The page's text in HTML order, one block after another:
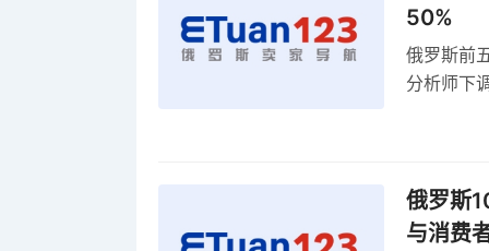
50%
俄罗斯前
分析师下
俄罗斯
与消费